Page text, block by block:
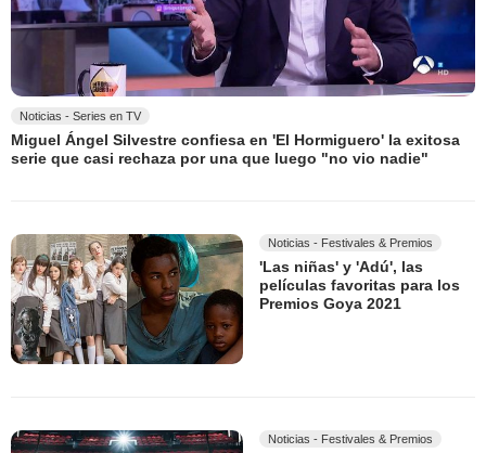
Noticias - Series en TV
Miguel Ángel Silvestre confiesa en 'El Hormiguero' la exitosa
serie que casi rechaza por una que luego "no vio nadie"
Noticias - Festivales & Premios
'Las niñas' y 'Adú', las
películas favoritas para los
Premios Goya 2021
Noticias - Festivales & Premios